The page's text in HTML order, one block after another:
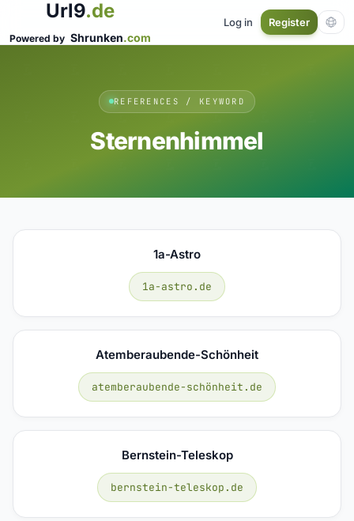
Url9.de
Powered by Shrunken.com
Log in Register
REFERENCES / KEYWORD
Sternenhimmel
1a-Astro
1a-astro.de
Atemberaubende-Schönheit
atemberaubende-schönheit.de
Bernstein-Teleskop
bernstein-teleskop.de